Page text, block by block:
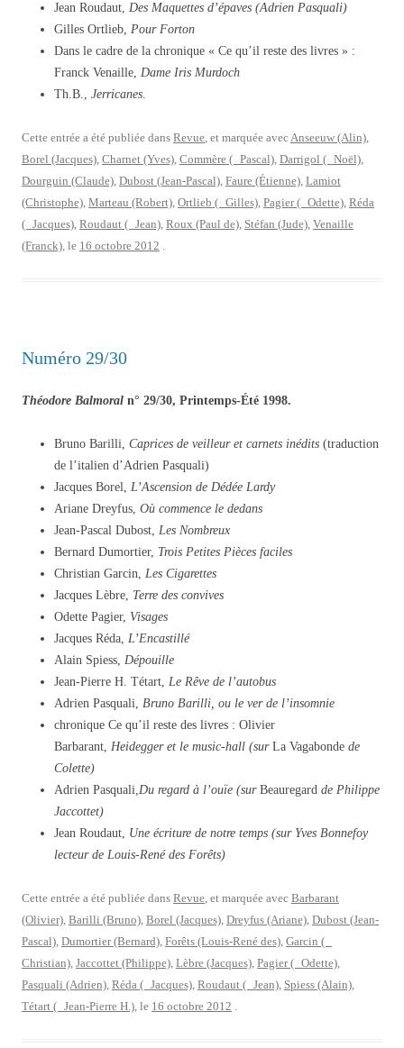
Jean Roudaut, Des Maquettes d’épaves (Adrien Pasquali)
Gilles Ortlieb, Pour Forton
Dans le cadre de la chronique « Ce qu’il reste des livres » :
Franck Venaille, Dame Iris Murdoch
Th.B., Jerricanes.
Cette entrée a été publiée dans Revue, et marquée avecAnseeuw (Alin),
Borel (Jacques), Charnet (Yves), Commère ( Pascal), Darrigol ( Noël),
Dourguin (Claude), Dubost (Jean-Pascal), Faure (Étienne), Lamiot
(Christophe), Marteau (Robert), Ortlieb ( Gilles), Pagier ( Odette), Réda
( Jacques), Roudaut ( Jean), Roux (Paul de), Stéfan (Jude), Venaille
(Franck), le 16 octobre 2012 .
Numéro 29/30
Théodore Balmoral n° 29/30, Printemps-Été 1998.
Bruno Barilli, Caprices de veilleur et carnets inédits (traduction
de l’italien d’Adrien Pasquali)
Jacques Borel, L’Ascension de Dédée Lardy
Ariane Dreyfus, Où commence le dedans
Jean-Pascal Dubost, Les Nombreux
Bernard Dumortier, Trois Petites Pièces faciles
Christian Garcin, Les Cigarettes
Jacques Lèbre, Terre des convives
Odette Pagier, Visages
Jacques Réda, L’Encastillé
Alain Spiess, Dépouille
Jean-Pierre H. Tétart, Le Rêve de l’autobus
Adrien Pasquali, Bruno Barilli, ou le ver de l’insomnie
chronique Ce qu’il reste des livres : Olivier
Barbarant, Heidegger et le music-hall (surLa Vagabonde de
Colette)
Adrien Pasquali,Du regard à l’ouïe (surBeauregard de Philippe
Jaccottet)
Jean Roudaut, Une écriture de notre temps (sur Yves Bonnefoy
lecteur de Louis-René des Forêts)
Cette entrée a été publiée dans Revue, et marquée avec Barbarant
(Olivier), Barilli (Bruno), Borel (Jacques), Dreyfus (Ariane), Dubost (Jean-
Pascal), Dumortier (Bernard), Forêts (Louis-René des), Garcin (
Christian), Jaccottet (Philippe), Lèbre (Jacques), Pagier ( Odette),
Pasquali (Adrien), Réda ( Jacques), Roudaut ( Jean), Spiess (Alain),
Tétart ( Jean-Pierre H.), le 16 octobre 2012 .